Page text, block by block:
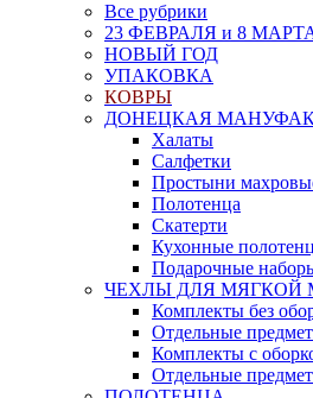
Все рубрики
23 ФЕВРАЛЯ и 8
НОВЫЙ ГОД
УПАКОВКА
КОВРЫ
ДОНЕЦКАЯ
Халаты
Салфетки
Простыни
Полотенца
Скатерти
Кухонные
Подарочные
ЧЕХЛЫ ДЛЯ МЯГКОЙ
Комплекты без
Отдельные
Комплекты с
Отдельные